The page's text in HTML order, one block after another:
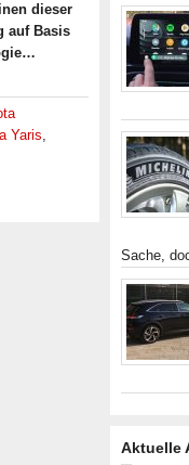
dieser
auf Basis
Yaris,
Sache,
Aktuelle